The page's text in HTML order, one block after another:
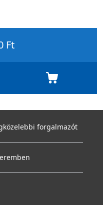
Ft
forgalmazót